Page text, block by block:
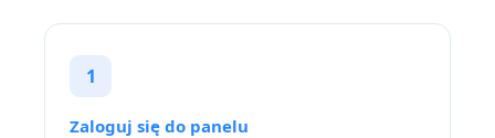
1
Zaloguj się do panelu